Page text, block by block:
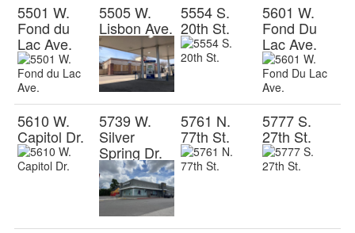
5501 W.
Fond du
Lac Ave.
5505 W.
Lisbon Ave.
5554 S.
20th St.
5601 W.
Fond Du
Lac Ave.
5610 W.
Capitol Dr.
5739 W.
Silver
Spring Dr.
5761 N.
77th St.
5777 S.
27th St.